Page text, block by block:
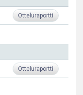
Otteluraportti
Otteluraportti